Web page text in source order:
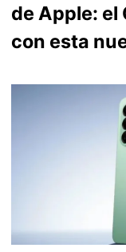
de Apple: el
con esta